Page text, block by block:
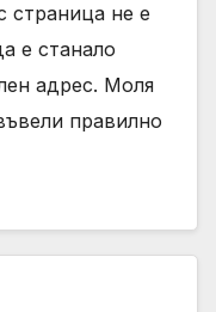
страница не е
е станало
адрес. Моля
правилно